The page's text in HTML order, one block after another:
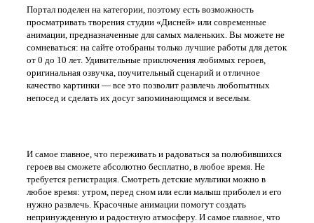
Портал поделен на категории, поэтому есть возможность
просматривать творения студии «Дисней» или современные
анимации, предназначенные для самых маленьких. Вы можете не
сомневаться: на сайте отобраны только лучшие работы для деток
от 0 до 10 лет. Удивительные приключения любимых героев,
оригинальная озвучка, поучительный сценарий и отличное
качество картинки — все это позволит развлечь любопытных
непосед и сделать их досуг запоминающимся и веселым.
И самое главное, что переживать и радоваться за полюбившихся
героев вы сможете абсолютно бесплатно, в любое время. Не
требуется регистрация. Смотреть детские мультики можно в
любое время: утром, перед сном или если малыш приболел и его
нужно развлечь. Красочные анимации помогут создать
непринужденную и радостную атмосферу. И самое главное, что